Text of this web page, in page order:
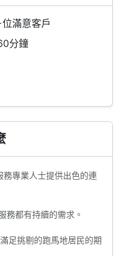
滿意客戶
分鐘
務專業人士提供出色的連
務都有持續的需求。
足挑剔的跑馬地居民的期